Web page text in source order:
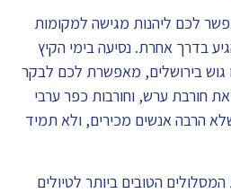
לכם ליהנות מגישה למקומות
בדרך אחרת. נסיעה בימי הקיץ
גוש בירושלים, מאפשרת לכם לבקר
חורבת ערש, וחורבות כפר ערבי
הרבה אנשים מכירים, ולא תמיד
הטובים ביותר לטיולים